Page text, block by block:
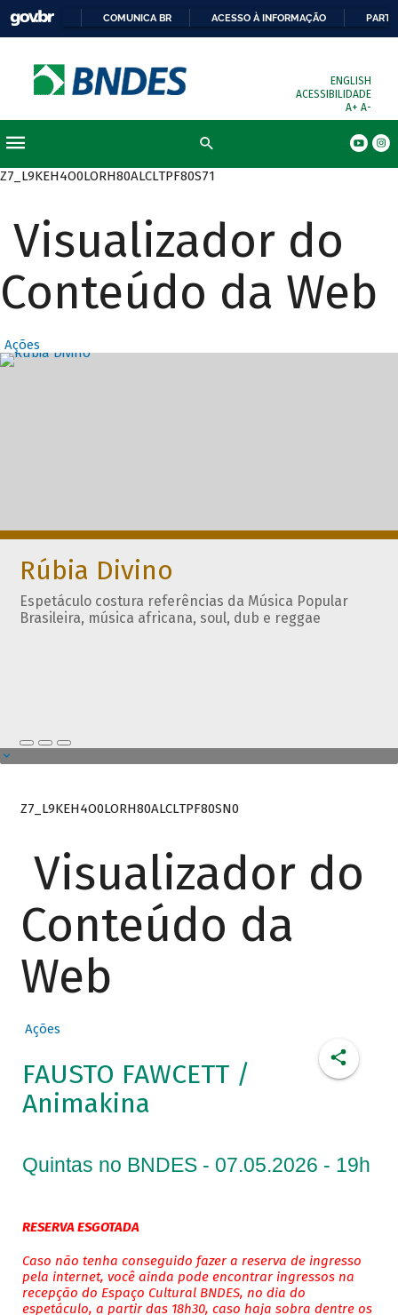
COMUNICA BR ACESSO À INFORMAÇÃO
ENGLISH
ACESSIBILIDADE
A+ A-
Z7_L9KEH4O0LORH80ALCLTPF80S71
Visualizador do
Conteúdo da Web
Ações
Destaques
Rúbia Divino
Espetáculo costura referências da Música Popular
Brasileira, música africana, soul, dub e reggae
Z7_L9KEH4O0LORH80ALCLTPF80SN0
Visualizador do
Conteúdo da
Web
Ações
FAUSTO FAWCETT /
Animakina
Quintas no BNDES - 07.05.2026 - 19h
RESERVA ESGOTADA
Caso não tenha conseguido fazer a reserva de ingresso
pela internet, você ainda pode encontrar ingressos na
recepção do Espaço Cultural BNDES, no dia do
espetáculo, a partir das 18h30, caso haja sobra dentre os